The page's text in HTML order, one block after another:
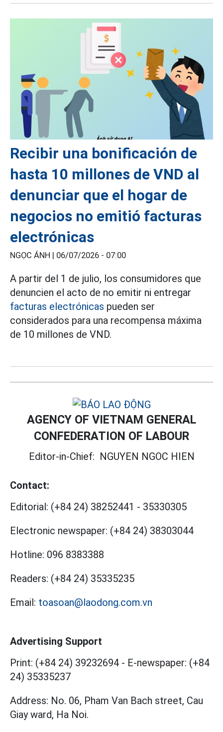
Recibir una bonificación de
hasta 10 millones de VND al
denunciar que el hogar de
negocios no emitió facturas
electrónicas
NGỌC ÁNH | 06/07/2026 - 07:00
A partir del 1 de julio, los consumidores que
denuncien el acto de no emitir ni entregar
facturas electrónicas pueden ser
considerados para una recompensa máxima
de 10 millones de VND.
AGENCY OF VIETNAM GENERAL
CONFEDERATION OF LABOUR
Editor-in-Chief: NGUYEN NGOC HIEN
Contact:
Editorial: (+84 24) 38252441 - 35330305
Electronic newspaper: (+84 24) 38303044
Hotline: 096 8383388
Readers: (+84 24) 35335235
Email: toasoan@laodong.com.vn
Advertising Support
Print: (+84 24) 39232694 - E-newspaper: (+84
24) 35335237
Address: No. 06, Pham Van Bach street, Cau
Giay ward, Ha Noi.